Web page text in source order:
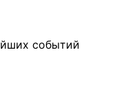
событий